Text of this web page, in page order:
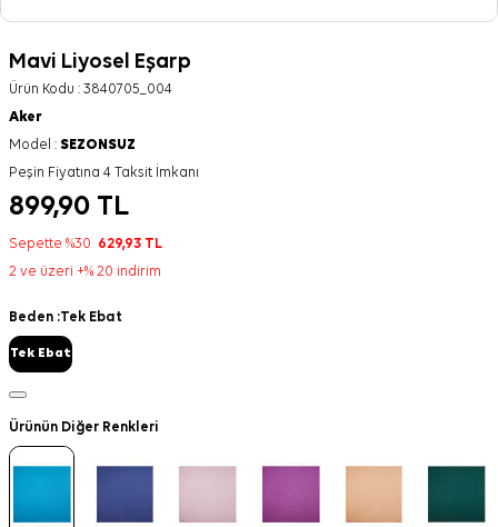
Mavi Liyosel Eşarp
Ürün Kodu : 3840705_004
Aker
Model : SEZONSUZ
Peşin Fiyatına 4 Taksit İmkanı
899,90 TL
Sepette %30 629,93 TL
2 ve üzeri +% 20 indirim
Beden :Tek Ebat
Tek Ebat
Ürünün Diğer Renkleri